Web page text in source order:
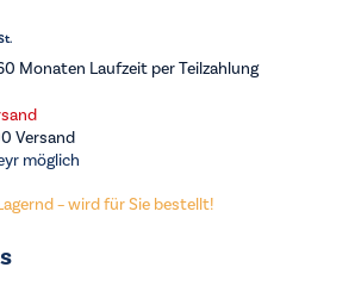
Monaten Laufzeit per Teilzahlung
Versand
möglich
– wird für Sie bestellt!